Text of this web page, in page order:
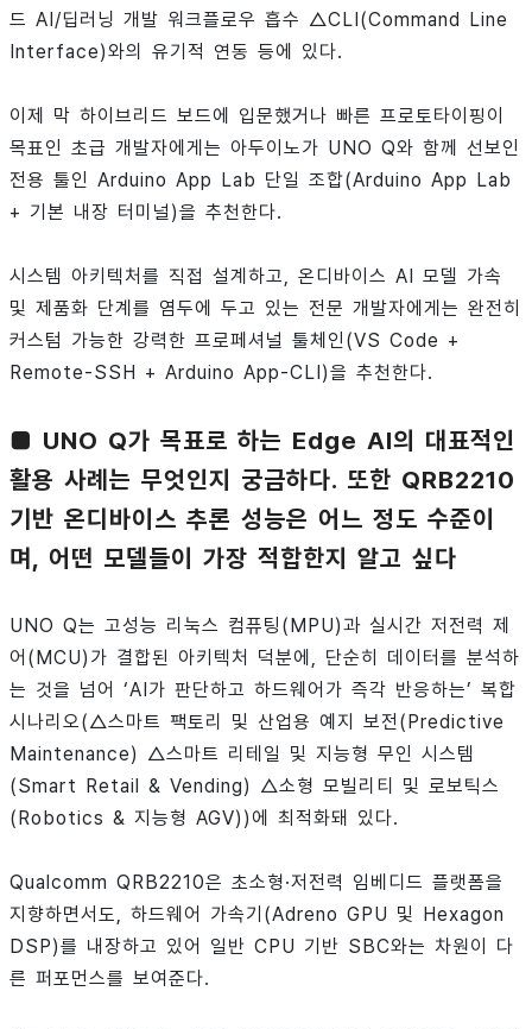
드 AI/딥러닝 개발 워크플로우 흡수 △CLI(Command Line
Interface)와의 유기적 연동 등에 있다.
이제 막 하이브리드 보드에 입문했거나 빠른 프로토타이핑이
목표인 초급 개발자에게는 아두이노가 UNO Q와 함께 선보인
전용 툴인 Arduino App Lab 단일 조합(Arduino App Lab
+ 기본 내장 터미널)을 추천한다.
시스템 아키텍처를 직접 설계하고, 온디바이스 AI 모델 가속
및 제품화 단계를 염두에 두고 있는 전문 개발자에게는 완전히
커스텀 가능한 강력한 프로페셔널 툴체인(VS Code +
Remote-SSH + Arduino App-CLI)을 추천한다.
■ UNO Q가 목표로 하는 Edge AI의 대표적인
활용 사례는 무엇인지 궁금하다. 또한 QRB2210
기반 온디바이스 추론 성능은 어느 정도 수준이
며, 어떤 모델들이 가장 적합한지 알고 싶다
UNO Q는 고성능 리눅스 컴퓨팅(MPU)과 실시간 저전력 제
어(MCU)가 결합된 아키텍처 덕분에, 단순히 데이터를 분석하
는 것을 넘어 ‘AI가 판단하고 하드웨어가 즉각 반응하는’ 복합
시나리오(△스마트 팩토리 및 산업용 예지 보전(Predictive
Maintenance) △스마트 리테일 및 지능형 무인 시스템
(Smart Retail & Vending) △소형 모빌리티 및 로보틱스
(Robotics & 지능형 AGV))에 최적화돼 있다.
Qualcomm QRB2210은 초소형·저전력 임베디드 플랫폼을
지향하면서도, 하드웨어 가속기(Adreno GPU 및 Hexagon
DSP)를 내장하고 있어 일반 CPU 기반 SBC와는 차원이 다
른 퍼포먼스를 보여준다.